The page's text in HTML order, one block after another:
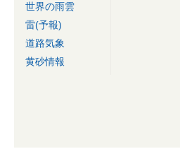
世界の雨雲
雷(予報)
道路気象
黄砂情報